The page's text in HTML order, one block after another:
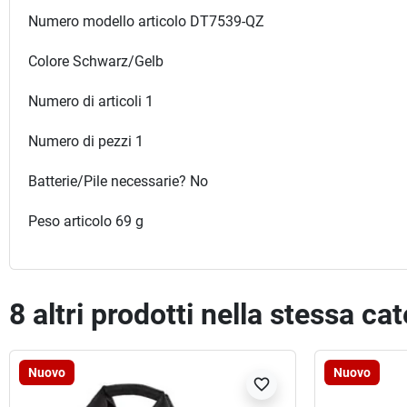
Numero modello articolo DT7539-QZ
Colore Schwarz/Gelb
Numero di articoli 1
Numero di pezzi ‎1
Batterie/Pile necessarie? ‎No
Peso articolo 69 g
8 altri prodotti nella stessa
Nuovo
favorite_border
Nuovo